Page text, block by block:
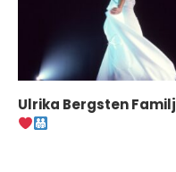
Ulrika Bergsten Familj